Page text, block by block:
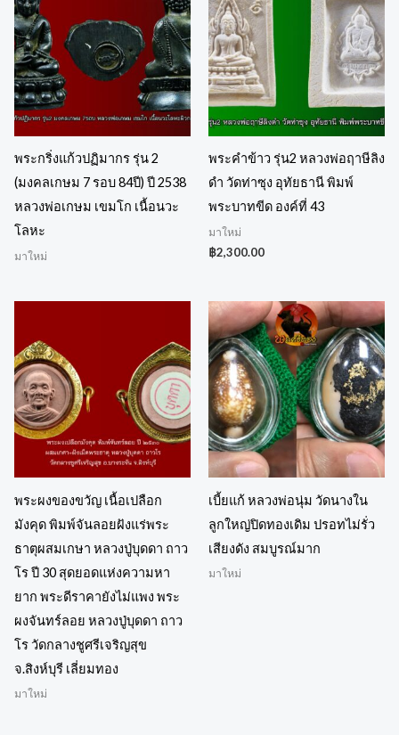
พระกริ่งแก้วปฏิมากร รุ่น 2
(มงคลเกษม 7 รอบ 84ปี) ปี 2538
หลวงพ่อเกษม เขมโก เนื้อนวะ
โลหะ
มาใหม่
พระคำข้าว รุ่น2 หลวงพ่อฤาษีลิง
ดำ วัดท่าซุง อุทัยธานี พิมพ์
พระบาทขีด องค์ที่ 43
มาใหม่
฿2,300.00
พระผงของขวัญ เนื้อเปลือก
มังคุด พิมพ์จันลอยฝังแร่พระ
ธาตุผสมเกษา หลวงปู่บุดดา ถาว
โร ปี 30 สุดยอดแห่งความหา
ยาก พระดีราคายังไม่แพง พระ
ผงจันทร์ลอย หลวงปู่บุดดา ถาว
โร วัดกลางชูศรีเจริญสุข
จ.สิงห์บุรี เลี่ยมทอง
มาใหม่
เบี้ยแก้ หลวงพ่อนุ่ม วัดนางใน
ลูกใหญ่ปิดทองเดิม ปรอทไม่รั่ว
เสียงดัง สมบูรณ์มาก
มาใหม่